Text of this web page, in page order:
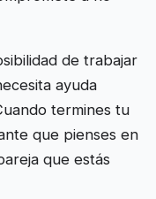
de trabajar
ayuda
termines tu
que pienses en
que estás